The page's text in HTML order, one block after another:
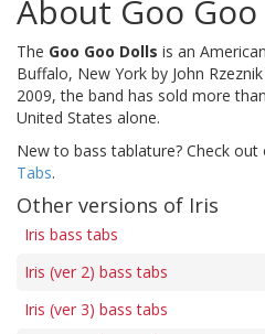
About Goo
The Goo Goo Dolls is an
Buffalo, New York by John
2009, the band has sold more
United States alone.
New to bass tablature? Check out
Tabs.
Other versions of Iris
Iris bass tabs
Iris (ver 2) bass tabs
Iris (ver 3) bass tabs